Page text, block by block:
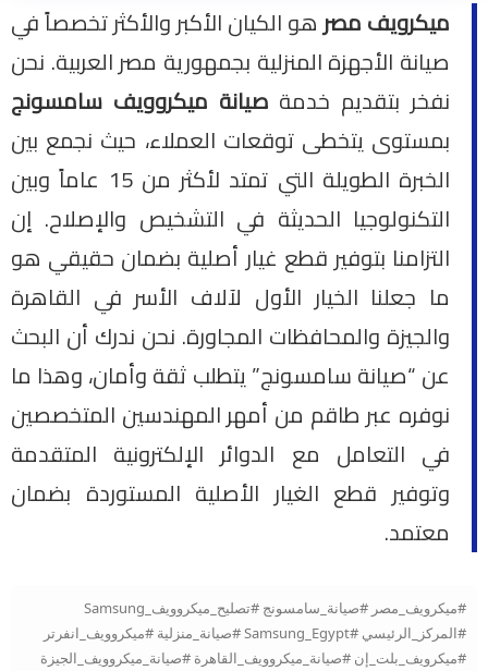
ميكرويف مصرهو الكيان الأكبر والأكثر تخصصاً في
صيانة الأجهزة المنزلية بجمهورية مصر العربية. نحن
نفخر بتقديم خدمة صيانة ميكروويف سامسونج
بمستوى يتخطى توقعات العملاء، حيث نجمع بين
الخبرة الطويلة التي تمتد لأكثر من 15 عاماً وبين
التكنولوجيا الحديثة في التشخيص والإصلاح. إن
التزامنا بتوفير قطع غيار أصلية بضمان حقيقي هو
ما جعلنا الخيار الأول لآلاف الأسر في القاهرة
والجيزة والمحافظات المجاورة. نحن ندرك أن البحث
عن “صيانة سامسونج” يتطلب ثقة وأمان، وهذا ما
نوفره عبر طاقم من أمهر المهندسين المتخصصين
في التعامل مع الدوائر الإلكترونية المتقدمة
وتوفير قطع الغيار الأصلية المستوردة بضمان
معتمد.
#ميكرويف_مصر #صيانة_سامسونج #تصليح_ميكروويف_Samsung
#المركز_الرئيسي #Samsung_Egypt #صيانة_منزلية #ميكروويف_انفرتر
#ميكرويف_بلت_إن #صيانة_ميكروويف_القاهرة #صيانة_ميكروويف_الجيزة